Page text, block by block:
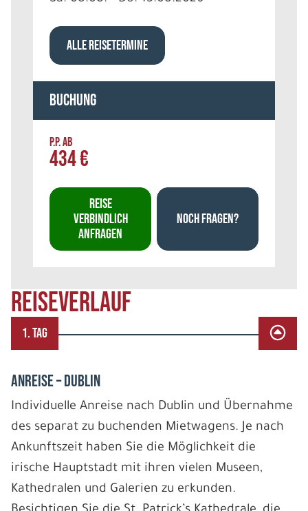
REISEVERLAUF
1. TAG
ANREISE – DUBLIN
Individuelle Anreise nach Dublin und Übernahme
des separat zu buchenden Mietwagens. Je nach
Ankunftszeit haben Sie die Möglichkeit die
irische Hauptstadt mit ihren vielen Museen,
Kathedralen und Galerien zu erkunden.
ALLE REISETERMINE
Buchung
P.P. AB
434 €
REISE
VERBINDLICH
ANFRAGEN
NOCH FRAGEN?